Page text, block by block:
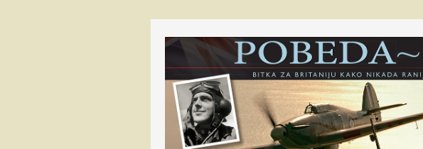
СЕНЕКА
ХТ-40 Ми-8/17
ХН-47 Ми-24В
Х(Н)-42/5(М)-ГАЗЕЛА
РВ и ПВО Српске
Сви смо ми
падобранци…
Путник по ургенцији
„ОДОЗГО“…
Удар лоптасте муње